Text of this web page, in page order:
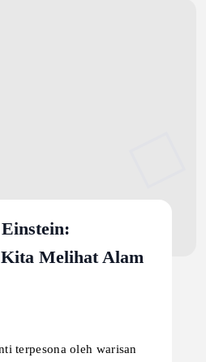
Melihat Alam
terpesona oleh warisan